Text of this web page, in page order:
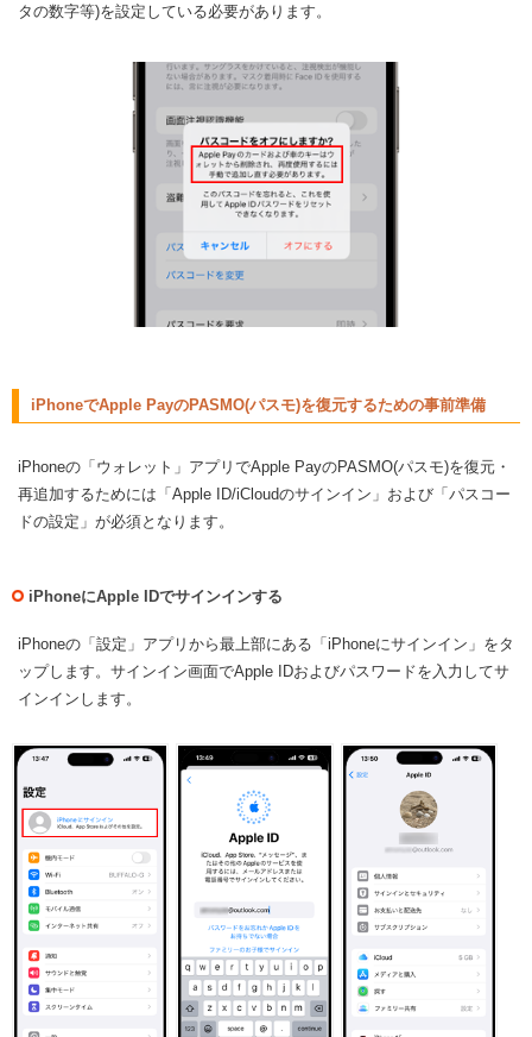
タの数字等)を設定している必要があります。
iPhoneでApple PayのPASMO(パスモ)を復元するための事前準備
iPhoneの「ウォレット」アプリでApple PayのPASMO(パスモ)を復元・
再追加するためには「Apple ID/iCloudのサインイン」および「パスコー
ドの設定」が必須となります。
iPhoneにApple IDでサインインする
iPhoneの「設定」アプリから最上部にある「iPhoneにサインイン」をタ
ップします。サインイン画面でApple IDおよびパスワードを入力してサ
インインします。